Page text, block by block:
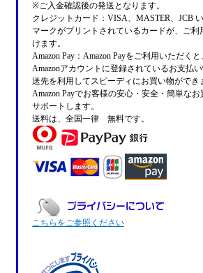
※ご入金確認後の発送となります。
クレジットカード：VISA、MASTER、JCB
マークがプリントされているカードが、ご利
けます。
Amazon Pay：Amazon Payをご利用いただく
Amazonアカウントに登録されているお支払
送先を利用してスピーディにお買い物ができ
Amazon Payでお客様の安心・安全・簡単な
サポートします。
送料は、全国一律 無料です。
こちらをご参照ください